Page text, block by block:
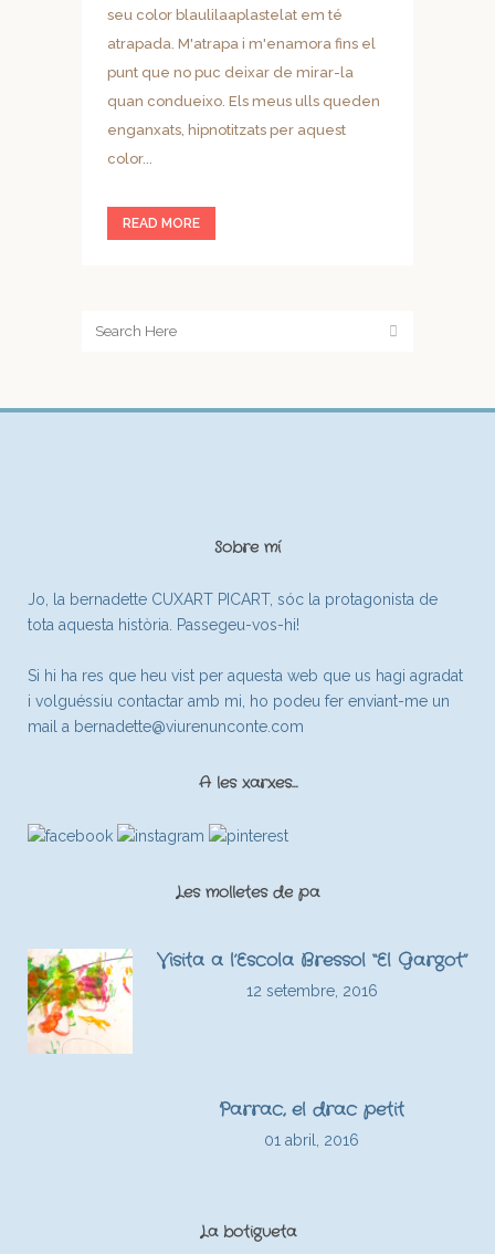
seu color blaulilaaplastelat em té
atrapada. M'atrapa i m'enamora fins el
punt que no puc deixar de mirar-la
quan condueixo. Els meus ulls queden
enganxats, hipnotitzats per aquest
color...
READ MORE
Sobre mí
Jo, la bernadette CUXART PICART, sóc la protagonista de
tota aquesta història. Passegeu-vos-hi!
Si hi ha res que heu vist per aquesta web que us hagi agradat
i volguéssiu contactar amb mi, ho podeu fer enviant-me un
mail a bernadette@viurenunconte.com
A les xarxes…
Les molletes de pa
Visita a l’Escola Bressol “El Gargot”
12 setembre, 2016
Parrac, el drac petit
01 abril, 2016
La botigueta